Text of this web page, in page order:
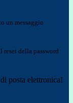
un messaggio
reset della password
posta elettronica!